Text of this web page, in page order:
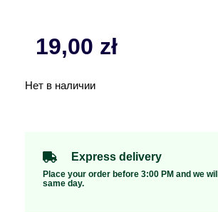
19,00 zł
Нет в наличии
Express delivery
Place your order before 3:00 PM and we
same day.